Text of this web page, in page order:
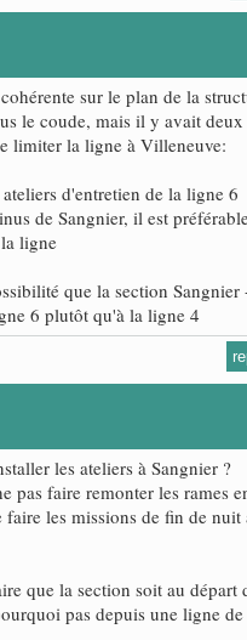
sur le plan de la
le coude, mais il y avait
limiter la ligne à Villeneuve:
d'entretien de la ligne 6
de Sangnier, il est
ligne
que la section Sangnier
6 plutôt qu'à la ligne 4
les ateliers à Sangnier ?
pas faire remonter les rames
les missions de fin de nuit
que la section soit au départ
pas depuis une ligne